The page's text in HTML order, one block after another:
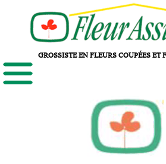
GROSSISTE EN FLEURS COUPÉES